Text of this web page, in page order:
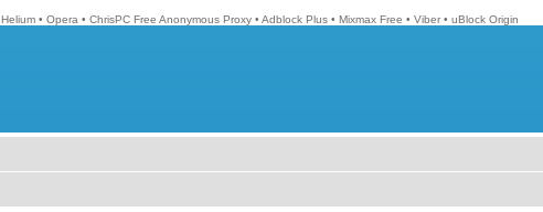
Helium • Opera • ChrisPC Free Anonymous Proxy • Adblock Plus • Mixmax Free • Viber • uBlock Origin